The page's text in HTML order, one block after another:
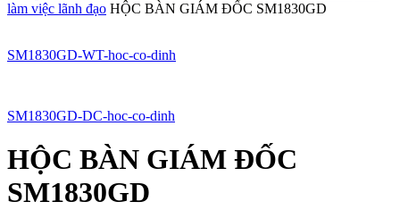
làm việc lãnh đạo HỘC BÀN GIÁM ĐỐC SM1830GD
SM1830GD-WT-hoc-co-dinh
SM1830GD-DC-hoc-co-dinh
HỘC BÀN GIÁM ĐỐC
SM1830GD